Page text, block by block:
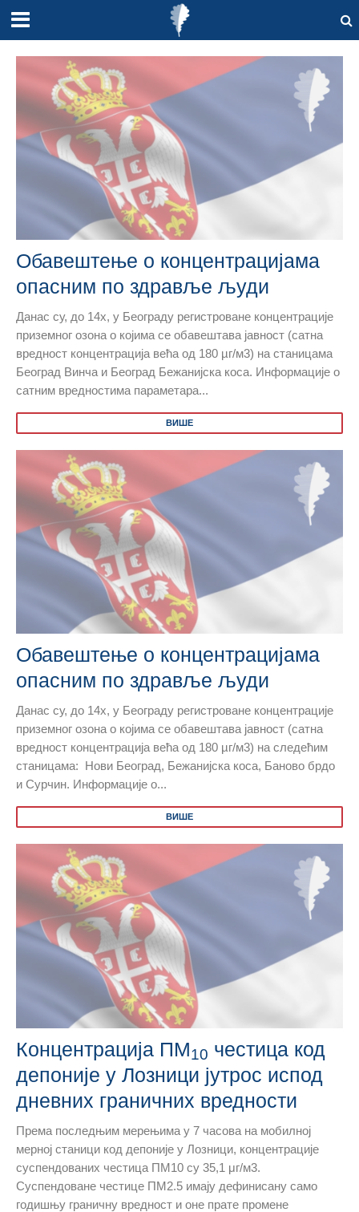
Обавештење о концентрацијама
опасним по здравље људи
Данас су, до 14х, у Београду регистроване концентрације
приземног озона о којима се обавештава јавност (сатна
вредност концентрација већа од 180 µг/м3) на станицама
Београд Винча и Београд Бежанијска коса. Информације о
сатним вредностима параметара...
ВИШЕ
Обавештење о концентрацијама
опасним по здравље људи
Данас су, до 14х, у Београду регистроване концентрације
приземног озона о којима се обавештава јавност (сатна
вредност концентрација већа од 180 µг/м3) на следећим
станицама: Нови Београд, Бежанијска коса, Баново брдо
и Сурчин. Информације о...
ВИШЕ
Концентрација ПМ10 честица код
депоније у Лозници јутрос испод
дневних граничних вредности
Према последњим мерењима у 7 часова на мобилној
мерној станици код депоније у Лозници, концентрације
суспендованих честица ПМ10 су 35,1 μг/м3.
Суспендоване честице ПМ2.5 имају дефинисану само
годишњу граничну вредност и оне прате промене